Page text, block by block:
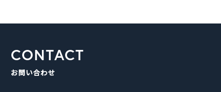
CONTACT
お問い合わせ